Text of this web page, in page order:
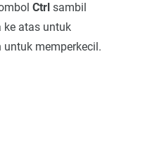
Ctrl sambil
ke atas untuk
untuk memperkecil.